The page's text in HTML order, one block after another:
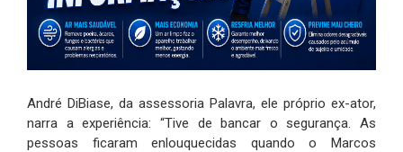
André DiBiase, da assessoria Palavra, ele próprio ex-ator,
narra a experiência: “Tive de bancar o segurança. As
pessoas ficaram enlouquecidas quando o Marcos